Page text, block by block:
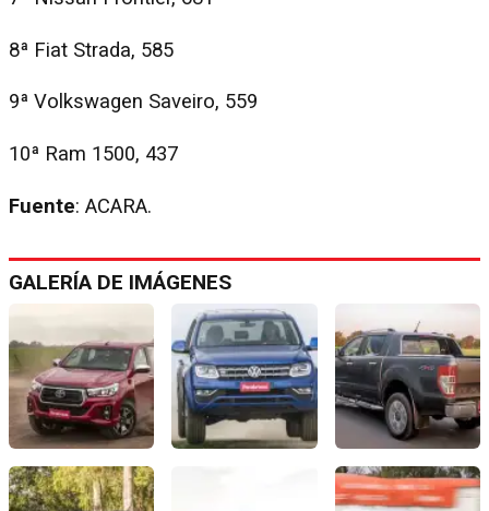
8ª Fiat Strada, 585
9ª Volkswagen Saveiro, 559
10ª Ram 1500, 437
Fuente: ACARA.
GALERÍA DE IMÁGENES